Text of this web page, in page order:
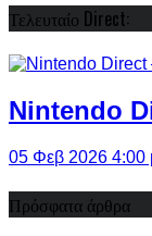
Τελευταίο Direct:
Nintendo
05 Φεβ 2026 4:00
Πρόσφατα άρθρα